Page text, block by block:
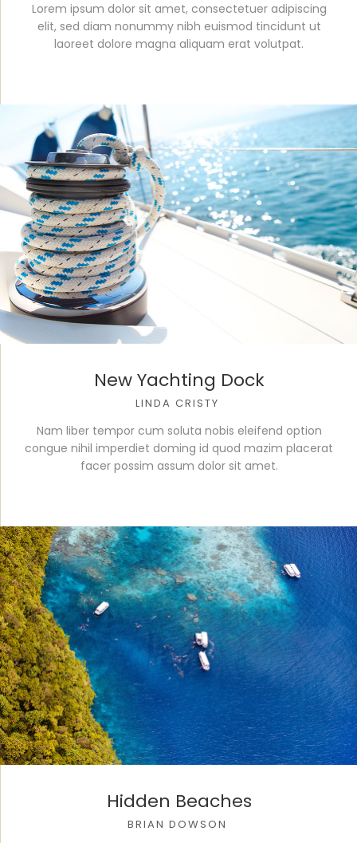
Lorem ipsum dolor sit amet, consectetuer adipiscing
elit, sed diam nonummy nibh euismod tincidunt ut
laoreet dolore magna aliquam erat volutpat.
New Yachting Dock
LINDA CRISTY
Nam liber tempor cum soluta nobis eleifend option
congue nihil imperdiet doming id quod mazim placerat
facer possim assum dolor sit amet.
Hidden Beaches
BRIAN DOWSON